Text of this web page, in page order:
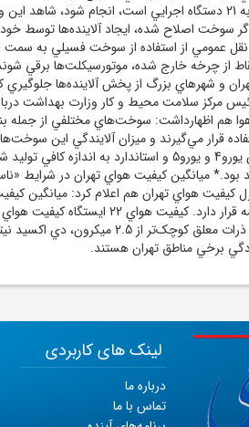
هوا که مربوط به 21 دستگاه اجرايي است، انجام شود،
سوخت اصلاح شده، ايجاد آلاينده‌ها توسط
عمومي از استفاده از سوخت فسيلي به سمت
از چرخه خارج شده، موتورسيکلت‌ها برقي
و شهرهاي بزرگ از پخش آلاينده‌ها
مرکز سلامت محيط و کار وزارت بهداشت
هم اظهارداشت: سوخت‌هاي مختلفي از جمله
قرار مي‌گيرند و ميزان آلايندگي اين سوخت‌ها
اگر سوخت‌هاي يورو4 و يورو5 و استاندارد به
بود.* ميانگين کيفيت هواي تهران در شرايط
کيفيت هواي تهران هم اعلام کرد: ميانگين
ناسالم براي همه قرار دارد. کيفيت
است. علاوه بر ذرات معلق کوچک‌تر از 2.5
برخي مناطق تهران هستند.
لینک های کاربردی
درباره ما
تماس با ما